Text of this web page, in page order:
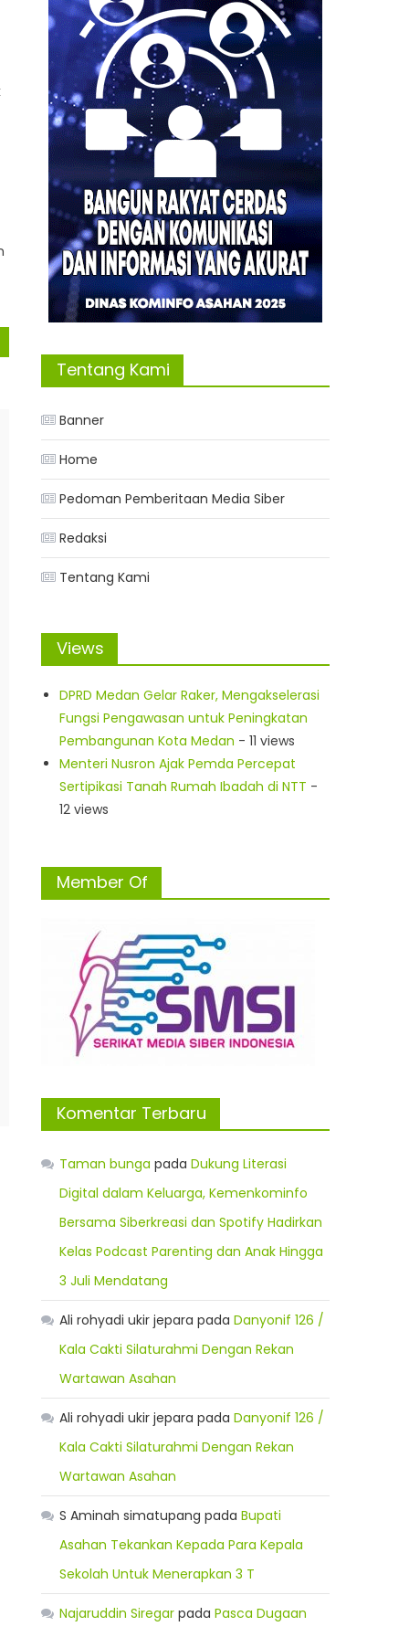
Tentang Kami
Banner
Home
Pedoman Pemberitaan Media Siber
Redaksi
Tentang Kami
Views
DPRD Medan Gelar Raker, Mengakselerasi
Fungsi Pengawasan untuk Peningkatan
Pembangunan Kota Medan - 11 views
Menteri Nusron Ajak Pemda Percepat
Sertipikasi Tanah Rumah Ibadah di NTT -
12 views
Member Of
Komentar Terbaru
Taman bunga padaDukung Literasi
Digital dalam Keluarga, Kemenkominfo
Bersama Siberkreasi dan Spotify Hadirkan
Kelas Podcast Parenting dan Anak Hingga
3 Juli Mendatang
Ali rohyadi ukir jepara padaDanyonif 126 /
Kala Cakti Silaturahmi Dengan Rekan
Wartawan Asahan
Ali rohyadi ukir jepara padaDanyonif 126 /
Kala Cakti Silaturahmi Dengan Rekan
Wartawan Asahan
S Aminah simatupang padaBupati
Asahan Tekankan Kepada Para Kepala
Sekolah Untuk Menerapkan 3 T
Najaruddin Siregar padaPasca Dugaan